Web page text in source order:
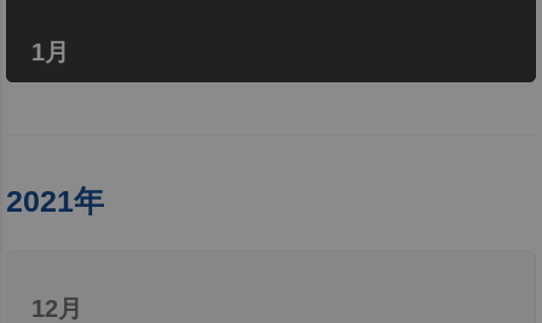
1月
2021年
12月